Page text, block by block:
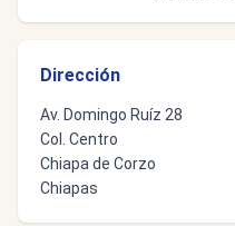
Dirección
Av. Domingo Ruíz 28
Col. Centro
Chiapa de Corzo
Chiapas